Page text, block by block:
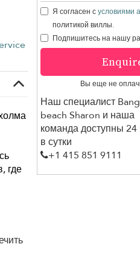
где
Я согласен сусловиями
политикой виллы.
Подпишитесь на нашу
Вы еще не
Наш специалист
beach Sharon и наша
команда доступны 24
в сутки
+1 ​415 851 9111